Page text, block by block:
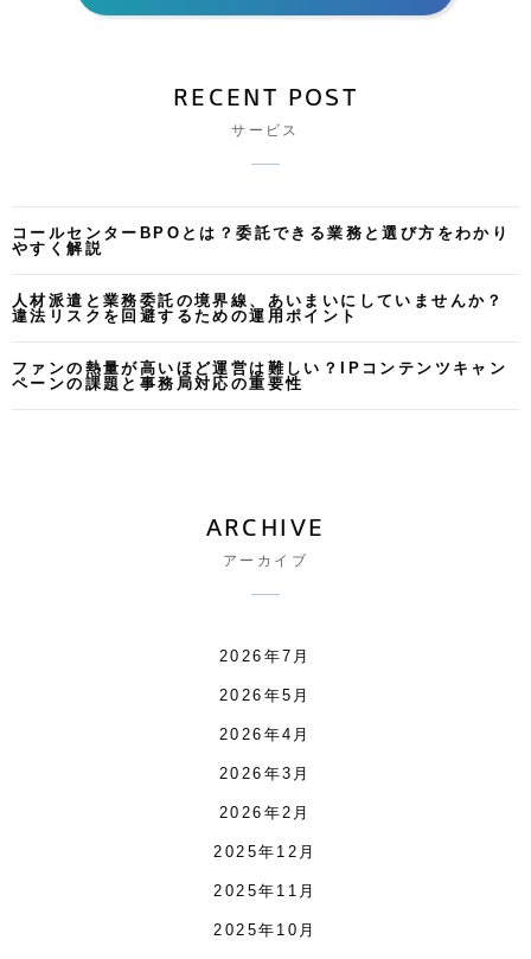
RECENT POST
サービス
コールセンターBPOとは？委託できる業務と選び方をわかり
やすく解説
人材派遣と業務委託の境界線、あいまいにしていませんか？
違法リスクを回避するための運用ポイント
ファンの熱量が高いほど運営は難しい？IPコンテンツキャン
ペーンの課題と事務局対応の重要性
ARCHIVE
アーカイブ
2026年7月
2026年5月
2026年4月
2026年3月
2026年2月
2025年12月
2025年11月
2025年10月